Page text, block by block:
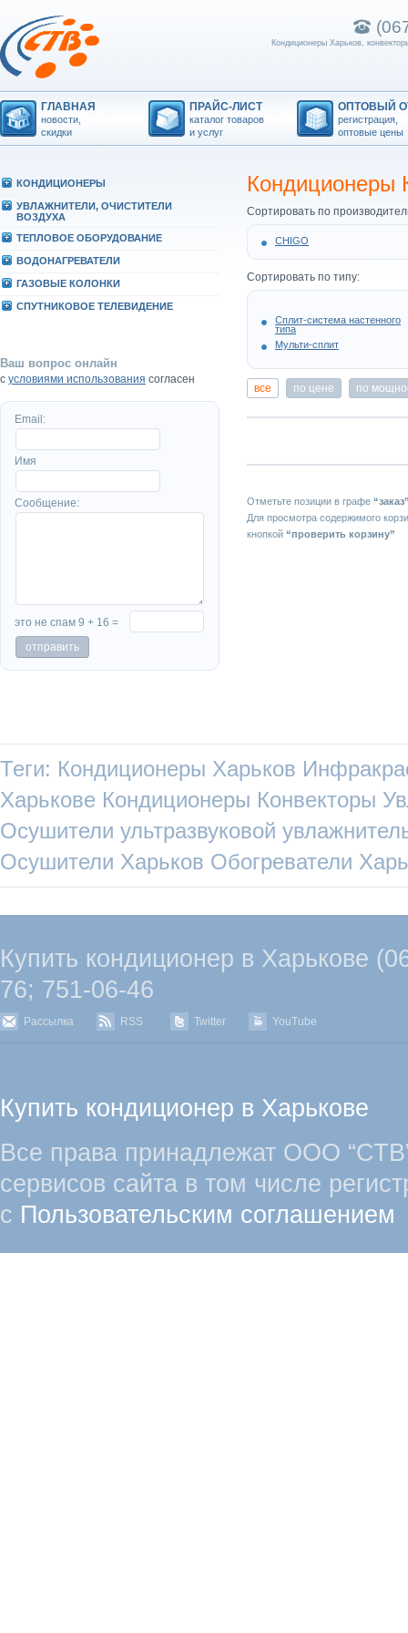
Кондиционеры Харьков,
ГЛАВНАЯ
новости,
скидки
ПРАЙС-ЛИСТ
каталог товаров
и услуг
ОПТОВЫЙ
регистрация,
оптовые цены
КОHДИЦИОHЕРЫ
УВЛАЖHИТЕЛИ, ОЧИСТИТЕЛИ
ВОЗДУХА
ТЕПЛОВОЕ ОБОРУДОВАHИЕ
ВОДОHАГРЕВАТЕЛИ
ГАЗОВЫЕ КОЛОHКИ
СПУТHИКОВОЕ ТЕЛЕВИДЕHИЕ
Ваш вопрос онлайн
с условиями использования согласен
Email:
Имя
Сообщение:
это не спам 9 + 16 =
Кондиционеры
Сортировать по
CHIGO
Сортировать по типу:
Сплит-система настенного
типа
Мульти-сплит
все по цене по
Отметьте позиции в графе
Для просмотра содержимого
кнопкой “проверить корзину”
Теги: Кондиционеры Харьков
Харькове Кондиционеры Конвекторы
Осушители ультразвуковой
Осушители Харьков Обогреватели
Купить кондиционер в Харькове
76; 751-06-46
Рассылка RSS Twitter YouTube
Купить кондиционер в Харькове
Все права принадлежат ООО
сервисов сайта в том числе
с Пользовательским соглашением